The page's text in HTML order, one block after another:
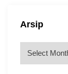
Arsip